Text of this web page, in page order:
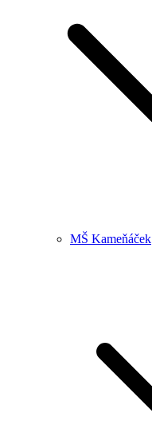
MŠ Kameňáček